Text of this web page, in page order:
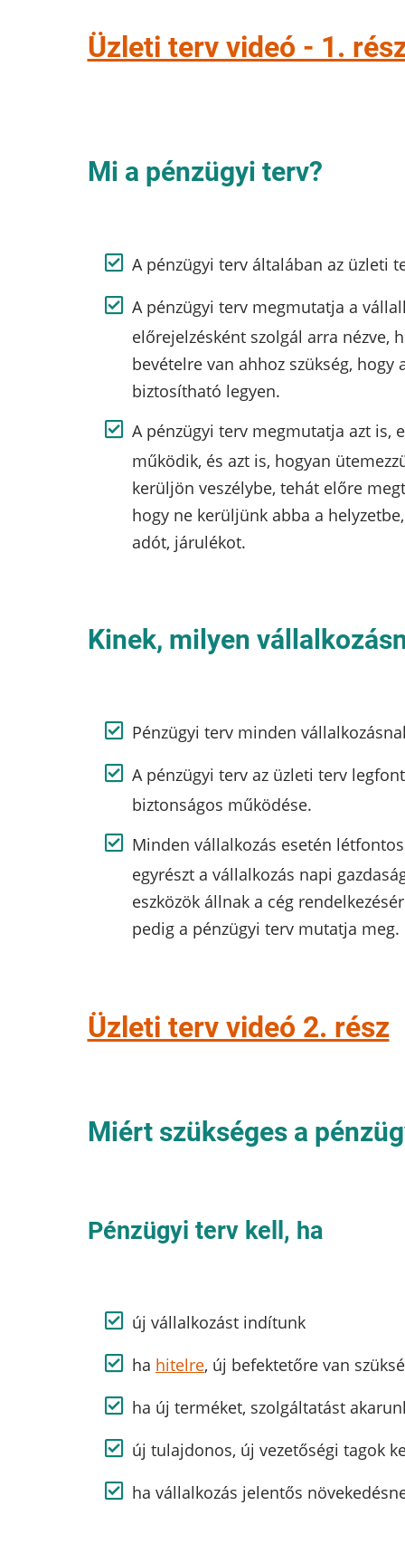
Üzleti terv videó - 1.
Mi a pénzügyi terv?
A pénzügyi terv általában az üzleti
A pénzügyi terv megmutatja a
előrejelzésként szolgál arra nézve,
bevételre van ahhoz szükség,
biztosítható legyen.
A pénzügyi terv megmutatja azt is,
működik, és azt is, hogyan
kerüljön veszélybe, tehát előre
hogy ne kerüljünk abba a
adót, járulékot.
Kinek, milyen
Pénzügyi terv minden
A pénzügyi terv az üzleti terv
biztonságos működése.
Minden vállalkozás esetén
egyrészt a vállalkozás napi
eszközök állnak a cég
pedig a pénzügyi terv mutatja meg.
Üzleti terv videó 2. rész
Miért szükséges a
Pénzügyi terv kell, ha
új vállalkozást indítunk
ha hitelre, új befektetőre van
ha új terméket, szolgáltatást
új tulajdonos, új vezetőségi tagok
ha vállalkozás jelentős